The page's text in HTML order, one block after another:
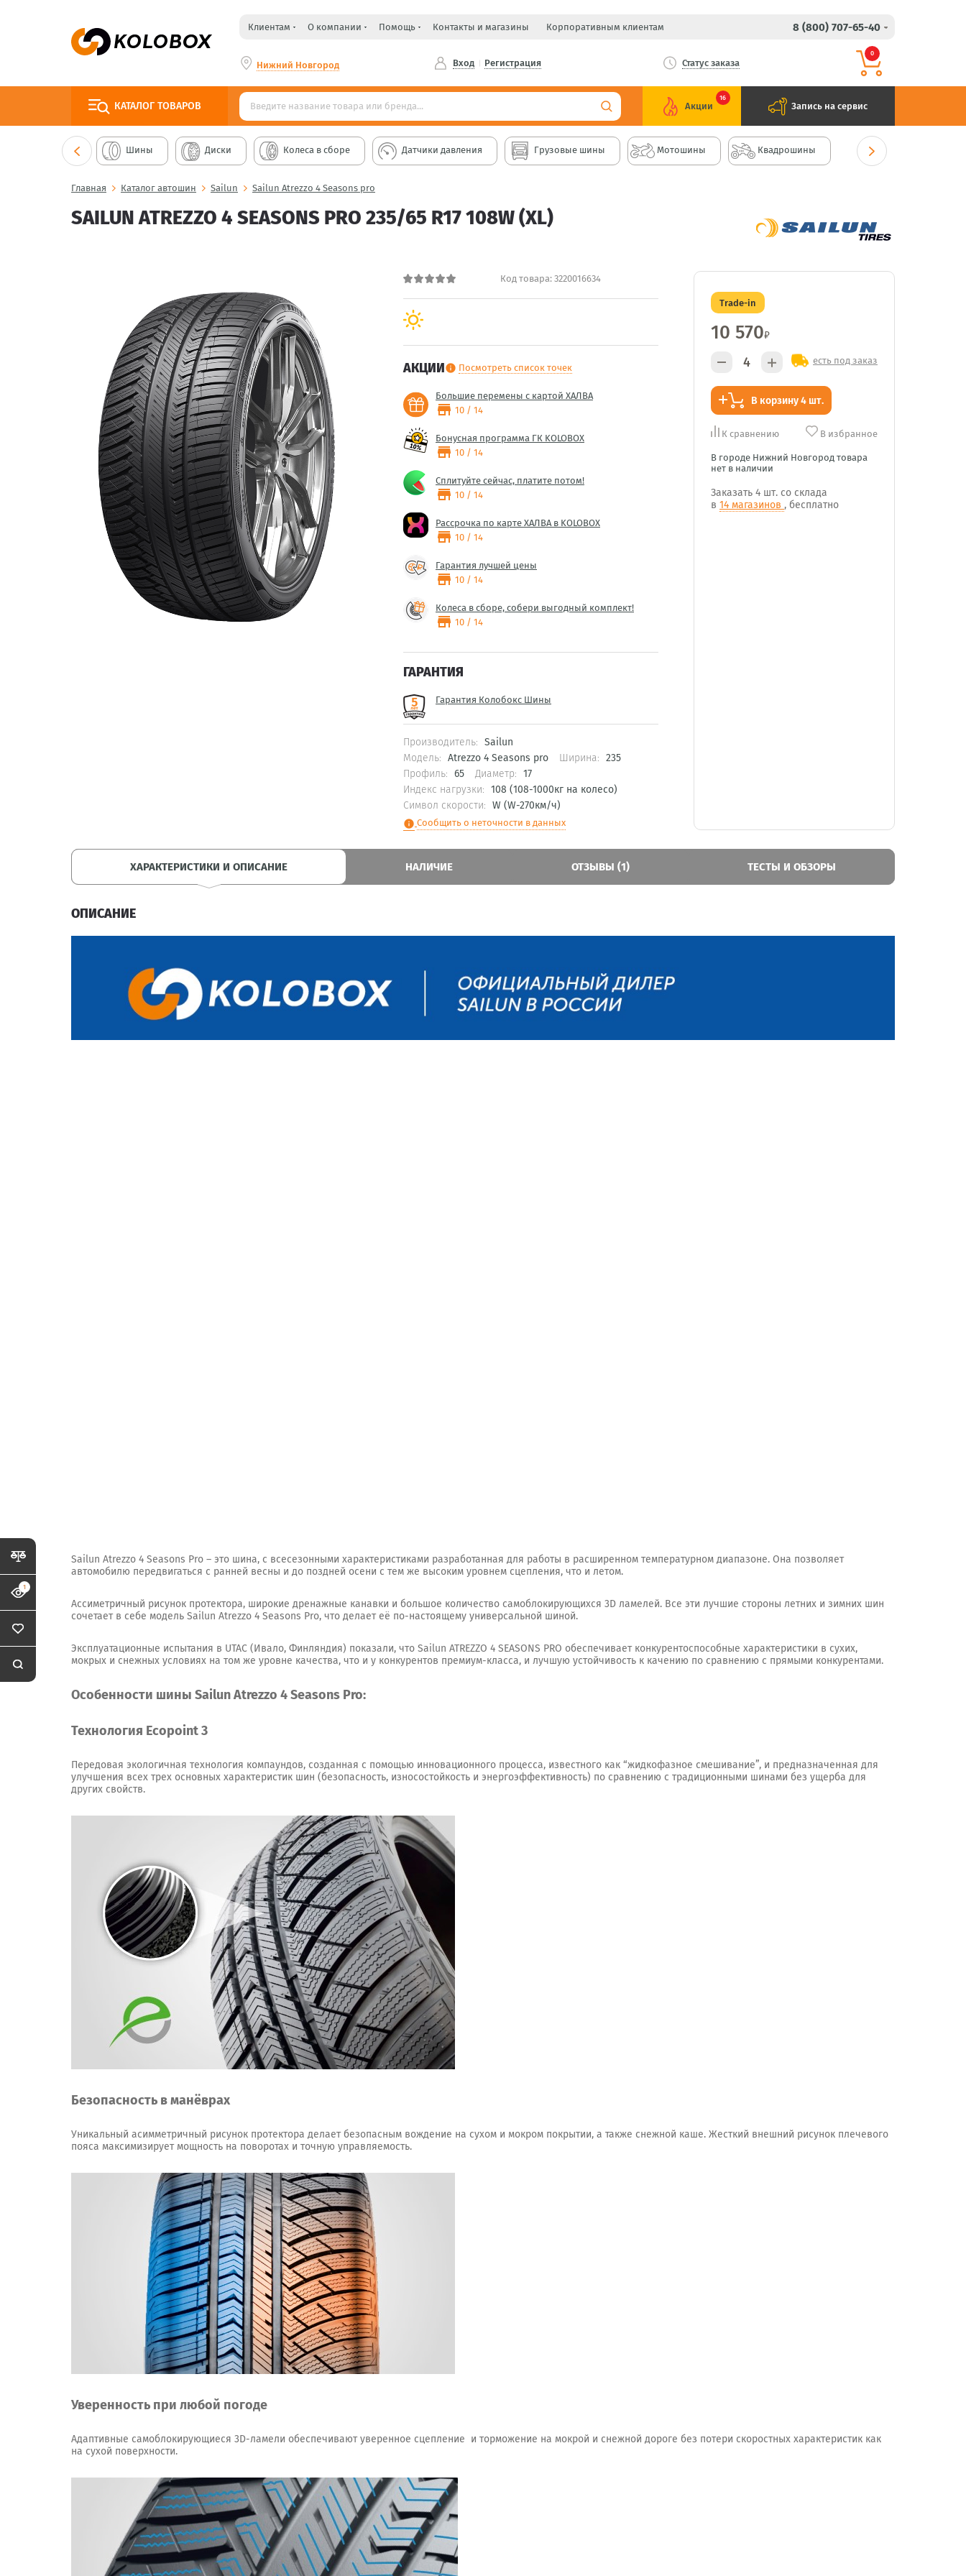
Клиентам О компании Помощь Контакты и магазины Корпоративным клиентам 8 (800) 707-65-40
Нижний Новгород Вход Регистрация Статус заказа
0
КАТАЛОГ ТОВАРОВ Акции
16
Запись на сервис
Шины Диски Колеса в сборе Датчики давления Грузовые шины Мотошины Квадрошины
Главная Каталог автошин Sailun Sailun Atrezzo 4 Seasons pro
SAILUN ATREZZO 4 SEASONS PRO 235/65 R17 108W (XL)
Код товара: 3220016634
АКЦИИinfo Посмотреть список точек
Большие перемены с картой ХАЛВА
store 10 / 14
Бонусная программа ГК KOLOBOX
store 10 / 14
Сплитуйте сейчас, платите потом!
store 10 / 14
Рассрочка по карте ХАЛВА в KOLOBOX
store 10 / 14
Гарантия лучшей цены
store 10 / 14
Колеса в сборе, собери выгодный комплект!
store 10 / 14
ГАРАНТИЯ
Гарантия Колобокс Шины
Производитель: Sailun
Модель: Atrezzo 4 Seasons pro Ширина: 235
Профиль: 65 Диаметр: 17
Индекс нагрузки: 108 (108-1000кг на колесо)
Символ скорости: W (W-270км/ч)
info Сообщить о неточности в данных
Trade-in
10 570₽
есть под заказ
В корзину 4 шт.
К сравнению В избранное
В городе Нижний Новгород товара
нет в наличии
Заказать 4 шт. со склада
в 14 магазинов , бесплатно
ХАРАКТЕРИСТИКИ И ОПИСАНИЕ НАЛИЧИЕ ОТЗЫВЫ (1) ТЕСТЫ И ОБЗОРЫ
ОПИСАНИЕ
Sailun Atrezzo 4 Seasons Pro – это шина, с всесезонными характеристиками разработанная для работы в расширенном температурном диапазоне. Она позволяет
автомобилю передвигаться с ранней весны и до поздней осени с тем же высоким уровнем сцепления, что и летом.
Ассиметричный рисунок протектора, широкие дренажные канавки и большое количество самоблокирующихся 3D ламелей. Все эти лучшие стороны летних и зимних шин
сочетает в себе модель Sailun Atrezzo 4 Seasons Pro, что делает её по-настоящему универсальной шиной.
Эксплуатационные испытания в UTAC (Ивало, Финляндия) показали, что Sailun ATREZZO 4 SEASONS PRO обеспечивает конкурентоспособные характеристики в сухих,
мокрых и снежных условиях на том же уровне качества, что и у конкурентов премиум-класса, и лучшую устойчивость к качению по сравнению с прямыми конкурентами.
Особенности шины Sailun Atrezzo 4 Seasons Pro:
Технология Ecopoint 3
Передовая экологичная технология компаундов, созданная с помощью инновационного процесса, известного как “жидкофазное смешивание”, и предназначенная для
улучшения всех трех основных характеристик шин (безопасность, износостойкость и энергоэффективность) по сравнению с традиционными шинами без ущерба для
других свойств.
Безопасность в манёврах
Уникальный асимметричный рисунок протектора делает безопасным вождение на сухом и мокром покрытии, а также снежной каше. Жесткий внешний рисунок плечевого
пояса максимизирует мощность на поворотах и точную управляемость.
Уверенность при любой погоде
Адаптивные самоблокирующиеся 3D-ламели обеспечивают уверенное сцепление и торможение на мокрой и снежной дороге без потери скоростных характеристик как
на сухой поверхности.
1